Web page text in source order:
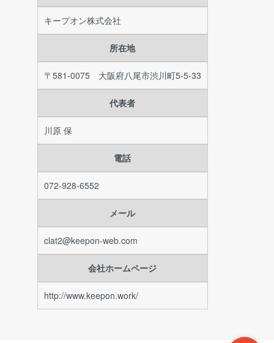
キープオン株式会社
所在地
〒581-0075 大阪府八尾市渋川町5-5-33
代表者
川原 保
電話
072-928-6552
メール
clat2@keepon-web.com
会社ホームページ
http://www.keepon.work/